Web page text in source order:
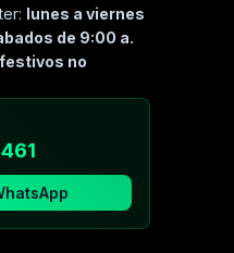
lunes a viernes
de 9:00 a.
festivos no